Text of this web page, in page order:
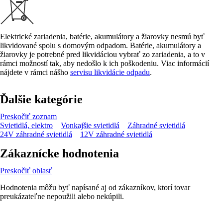
Elektrické zariadenia, batérie, akumulátory a žiarovky nesmú byť
likvidované spolu s domovým odpadom. Batérie, akumulátory a
žiarovky je potrebné pred likvidáciou vybrať zo zariadenia, a to v
rámci možností tak, aby nedošlo k ich poškodeniu. Viac informácií
nájdete v rámci nášho servisu likvidácie odpadu.
Ďalšie kategórie
Preskočiť zoznam
Svietidlá, elektro
Vonkajšie svietidlá
Záhradné svietidlá
24V záhradné svietidlá
12V záhradné svietidlá
Zákaznícke hodnotenia
Preskočiť oblasť
Hodnotenia môžu byť napísané aj od zákazníkov, ktorí tovar
preukázateľne nepoužili alebo nekúpili.